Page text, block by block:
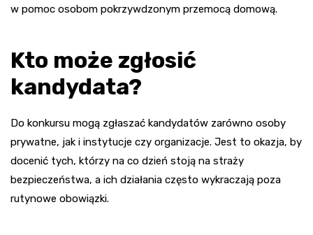
w pomoc osobom pokrzywdzonym przemocą domową.
Kto może zgłosić
kandydata?
Do konkursu mogą zgłaszać kandydatów zarówno osoby
prywatne, jak i instytucje czy organizacje. Jest to okazja, by
docenić tych, którzy na co dzień stoją na straży
bezpieczeństwa, a ich działania często wykraczają poza
rutynowe obowiązki.